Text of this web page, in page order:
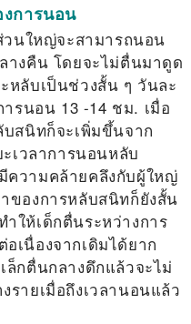
การนอน
วนใหญ่จะสามารถนอน
างคืน โดยจะไม่ตื่นมาดูด
หลับเป็นช่วงสั้น ๆ วันละ
รนอน 13 -14 ชม. เมื่อ
บสนิทก็จะเพิ่มขึ้นจาก
เวลาการนอนหลับ
ความคล้ายคลึงกับผู้ใหญ่
ของการหลับสนิทก็ยังสั้น
ให้เด็กตื่นระหว่างการ
เนื่องจากเดิมได้ยาก
ล็กตื่นกลางดึกแล้วจะไม่
ายเมื่อถึงเวลานอนแล้ว